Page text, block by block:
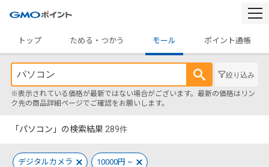
トップ
ためる・つかう モール ポイント通帳
絞り込み
※表示されている価格が最新ではない場合がございます。最新の価格はリン
ク先の商品詳細ページでご確認をお願いします。
「パソコン」の検索結果 289件
デジタルカメラ 10000円 ~